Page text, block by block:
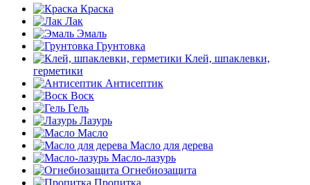
Краска
Лак
Эмаль
Грунтовка
Клей, шпаклевки,
герметики
Антисептик
Воск
Гель
Лазурь
Масло
Масло для дерева
Масло-лазурь
Огнебиозащита
Пропитка